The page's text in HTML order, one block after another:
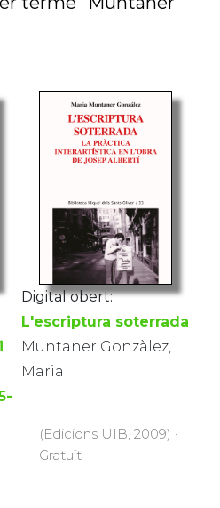
Digital obert:
L'escriptura soterrada
Muntaner Gonzàlez,
Maria
(Edicions UIB, 2009) ·
Gratuït